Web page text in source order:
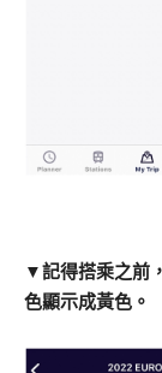
▼記得搭乘之前
色顯示成黃色。